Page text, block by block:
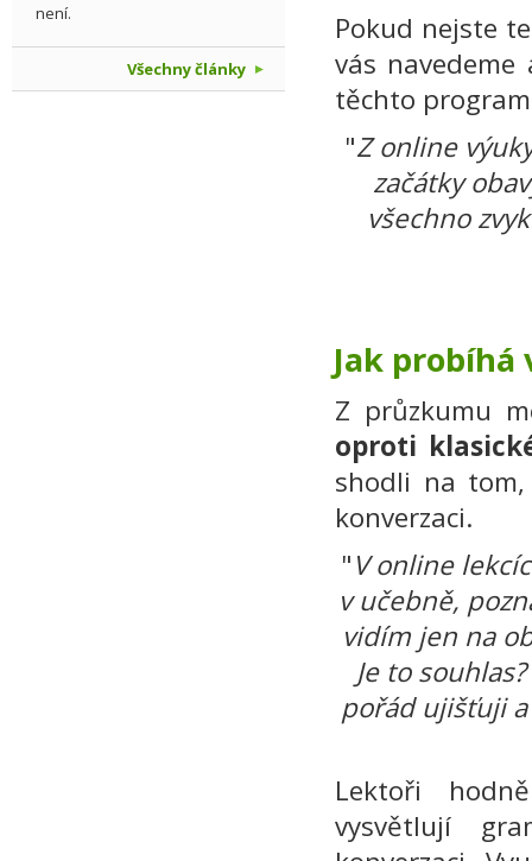
není.
Všechny články
Pokud nejste
vás
těchto
"Z online
začátky
všechno
Jak probíhá
Z průzkumu
oproti
shodli na tom,
konverzaci.
"V online
v učebně,
vidím jen na
Je to
pořád ujišťuji
Lektoři
vysvětlují